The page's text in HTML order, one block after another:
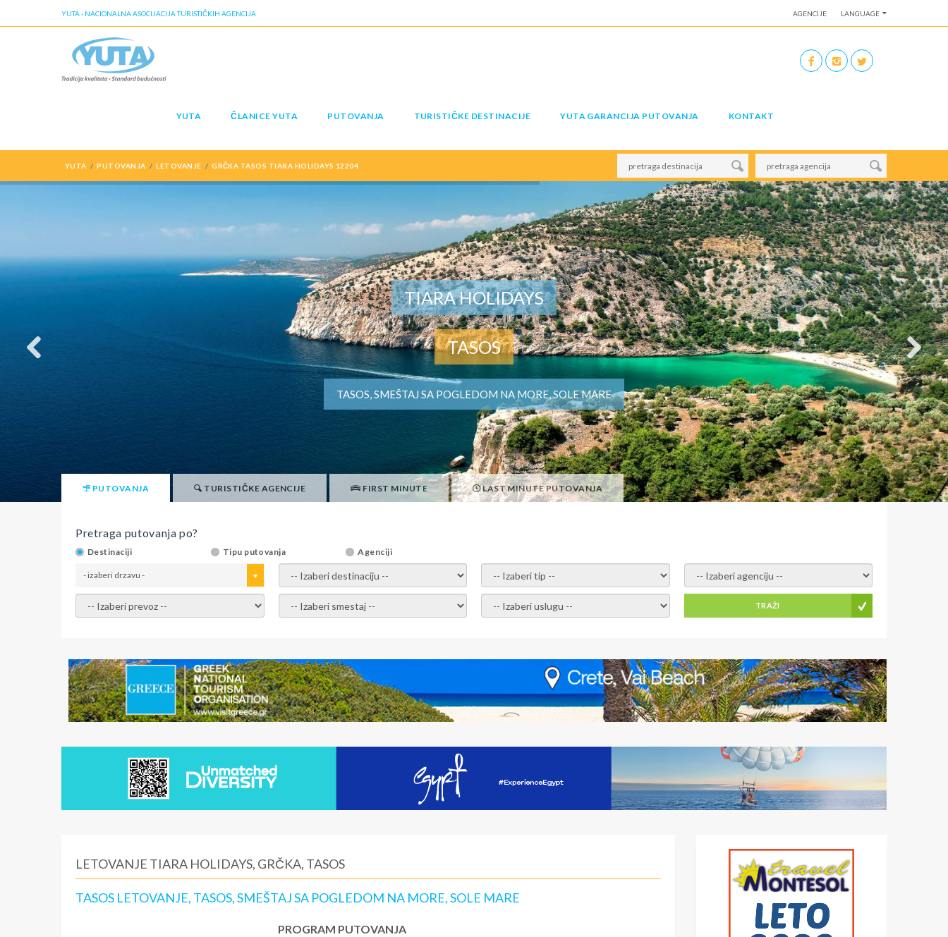
AGENCIJE LANGUAGE
YUTA - NACIONALNA ASOCIJACIJA TURISTIČKIH AGENCIJA
YUTA ČLANICE YUTA PUTOVANJA TURISTIČKE DESTINACIJE YUTA GARANCIJA PUTOVANJA KONTAKT
YUTA PUTOVANJA LETOVANJE GRČKA TASOS TIARA HOLIDAYS 12204
TIARA HOLIDAYS
TASOS
TASOS, SMEŠTAJ SA POGLEDOM NA MORE, SOLE MARE
PUTOVANJA TURISTIČKE AGENCIJE FIRST MINUTE LAST MINUTE PUTOVANJA
Pretraga putovanja po?
Destinaciji Tipu putovanja Agenciji
- izaberi drzavu - - izaberi destinaciju - - izaberi tip - - izaberi agenciju -
- izaberi prevoz - - Izaberite smestaj - - Izaberite uslugu - TRAŽI
LETOVANJE TIARA HOLIDAYS, GRČKA, TASOS
TASOS LETOVANJE, TASOS, SMEŠTAJ SA POGLEDOM NA MORE, SOLE MARE
PROGRAM PUTOVANJA